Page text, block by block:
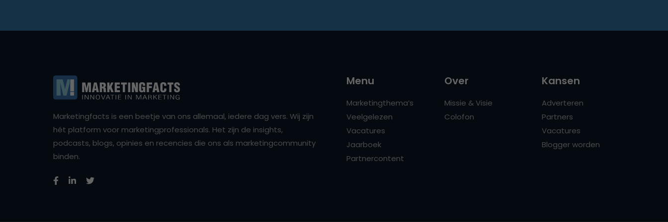
Marketingfacts is een beetje van ons allemaal, iedere dag vers. Wij zijn
hét platform voor marketingprofessionals. Het zijn de insights,
podcasts, blogs, opinies en recencies die ons als marketingcommunity
binden.
Menu
Marketingthema’s
Veelgelezen
Vacatures
Jaarboek
Partnercontent
Over
Missie & Visie
Colofon
Kansen
Adverteren
Partners
Vacatures
Blogger worden